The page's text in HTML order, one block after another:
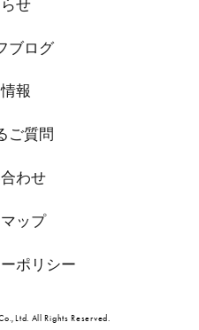
せ
ブログ
報
ご質問
わせ
ップ
ポリシー
All Rights Reserved.